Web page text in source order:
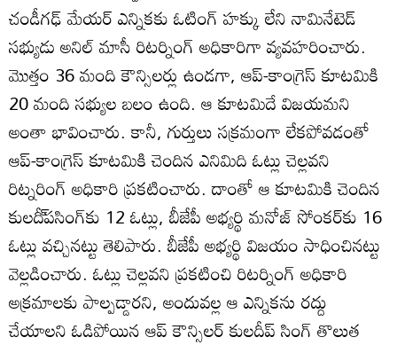
చండీగఢ్‌ మేయర్‌ ఎన్నికకు ఓటింగ్‌ హక్కు లేని నామినేటెడ్‌
సభ్యుడు అనిల్‌ మాసీ రిటర్నింగ్‌ అధికారిగా వ్యవహరించారు.
మొత్తం 36 మంది కౌన్సిలర్లు ఉండగా, ఆప్‌-కాంగ్రెస్‌ కూటమికి
20 మంది సభ్యుల బలం ఉంది. ఆ కూటమిదే విజయమని
అంతా భావించారు. కానీ, గుర్తులు సక్రమంగా లేకపోవడంతో
ఆప్‌-కాంగ్రెస్‌ కూటమికి చెందిన ఎనిమిది ఓట్లు చెల్లవని
రిట్నరింగ్‌ అధికారి ప్రకటించారు. దాంతో ఆ కూటమికి చెందిన
కులదీ్‌పసింగ్‌కు 12 ఓట్లు, బీజేపీ అభ్యర్థి మనోజ్‌ సోంకర్‌కు 16
ఓట్లు వచ్చినట్టు తెలిపారు. బీజేపీ అభ్యర్థి విజయం సాధించినట్టు
వెల్లడించారు. ఓట్లు చెల్లవని ప్రకటించి రిటర్నింగ్‌ అధికారి
అక్రమాలకు పాల్పడ్డారని, అందువల్ల ఆ ఎన్నికను రద్దు
చేయాలని ఓడిపోయిన ఆప్‌ కౌన్సిలర్‌ కులదీప్‌ సింగ్‌ తొలుత